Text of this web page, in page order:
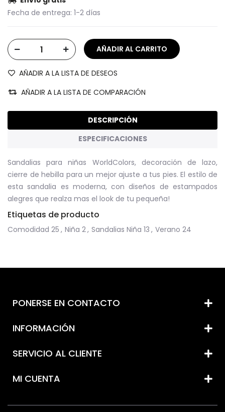
Fecha de entrega: 1-2 días
AÑADIR A LA LISTA DE DESEOS
AÑADIR A LA LISTA DE COMPARACIÓN
DESCRIPCIÓN
ESPECIFICACIONES
Sandalias para niñas WorldColors, decoración de lazo,
cierre de hebilla para un mejor ajuste a tus pies. El estilo de
esta sandalia es moderna, con diseños de estampados
alegres que realza mas el look de tu pequeña!
Etiquetas de producto
Comodidad 25 , Niña 2, Sandalias Niña 13 , Verano 24
PONERSE EN CONTACTO
INFORMACIÓN
SERVICIO AL CLIENTE
MI CUENTA